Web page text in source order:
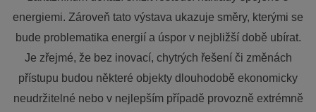
energiemi. Zároveň tato výstava ukazuje směry, kterými se
bude problematika energií a úspor v nejbližší době ubírat.
Je zřejmé, že bez inovací, chytrých řešení či změnách
přístupu budou některé objekty dlouhodobě ekonomicky
neudržitelné nebo v nejlepším případě provozně extrémně